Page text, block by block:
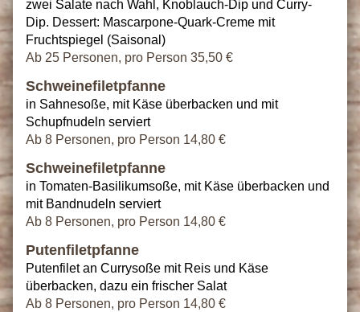
zwei Salate nach Wahl, Knoblauch-Dip und Curry-
Dip. Dessert: Mascarpone-Quark-Creme mit
Fruchtspiegel (Saisonal)
Ab 25 Personen, pro Person 35,50 €
Schweinefiletpfanne
in Sahnesoße, mit Käse überbacken und mit
Schupfnudeln serviert
Ab 8 Personen, pro Person 14,80 €
Schweinefiletpfanne
in Tomaten-Basilikumsoße, mit Käse überbacken und
mit Bandnudeln serviert
Ab 8 Personen, pro Person 14,80 €
Putenfiletpfanne
Putenfilet an Currysoße mit Reis und Käse
überbacken, dazu ein frischer Salat
Ab 8 Personen, pro Person 14,80 €